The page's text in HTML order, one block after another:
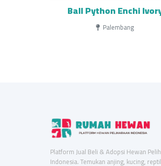
Ball Python Enchi
Palembang
Platform Jual Beli & Adopsi Hewan
Indonesia. Temukan anjing, kucing,